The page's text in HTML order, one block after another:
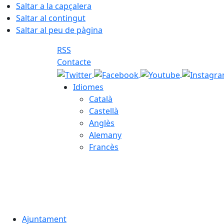
Saltar a la capçalera
Saltar al contingut
Saltar al peu de pàgina
RSS
Contacte
Idiomes
Català
Castellà
Anglès
Alemany
Francès
Ajuntament